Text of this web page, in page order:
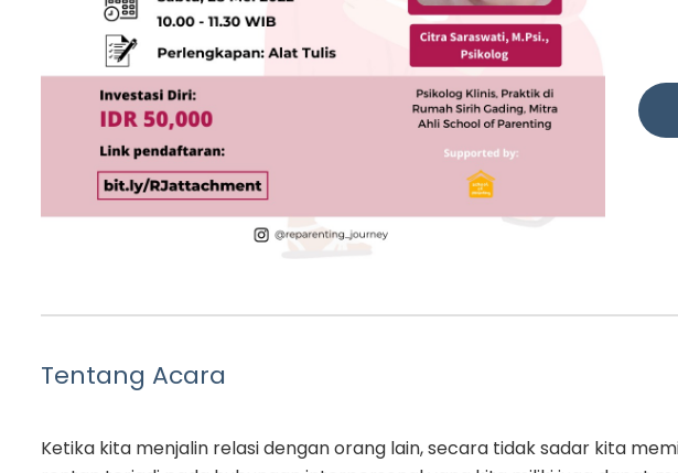
Tentang Acara
Ketika kita menjalin relasi dengan orang lain, secara tidak sadar kita